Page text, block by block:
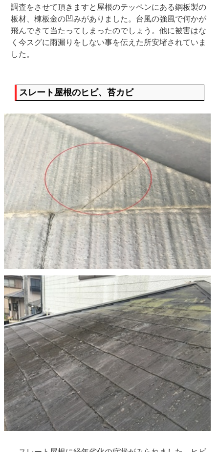
調査をさせて頂きますと屋根のテッペンにある鋼板製の
板材、棟板金の凹みがありました。台風の強風で何かが
飛んできて当たってしまったのでしょう。他に被害はな
く今スグに雨漏りをしない事を伝えた所安堵されていま
した。
スレート屋根のヒビ、苔カビ